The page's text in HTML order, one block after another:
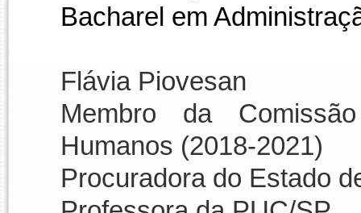
Bacharel em
Flávia Piovesan
Membro da
Humanos (2018-2021)
Procuradora do Estado